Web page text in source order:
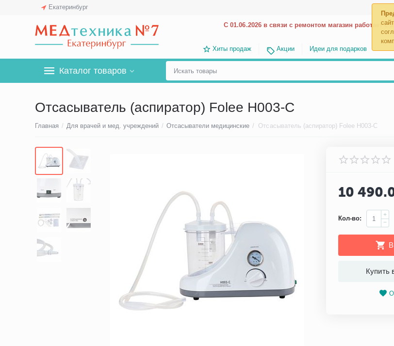
Екатеринбург
С 01.06.2026 в связи с ремонтом магазин работает с
Хиты продаж Акции Идеи для подарков
Каталог товаров
Отсасыватель (аспиратор) Folee H003-C
Главная / Для врачей и мед. учреждений / Отсасыватели медицинские / Отсасыватель (аспиратор) Folee H003-C
10
Кол-во:
+
−
Купить